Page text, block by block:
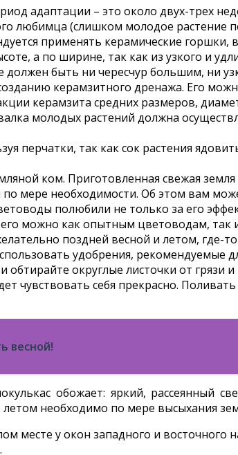
адаптации – это около двух-трех
любимца (слишком молодое растение
применять керамические горшки,
а по ширине, так как из узкого и
должен быть ни чересчур большим, ни
керамзитного дренажа. Его
керамзита средних размеров,
молодых растений должна
перчатки, так как сок растения
ком. Приготовленная свежая
по мере необходимости. Об этом вам
полюбили не только за его
можно как опытным цветоводам, так
поздней весной и летом, где-
удобрения, рекомендуемые
округлые листочки от
чувствовать себя прекрасно.
весной!
обожает: яркий, рассеянный
необходимо по мере высыхания
месте у окон западного и восточного